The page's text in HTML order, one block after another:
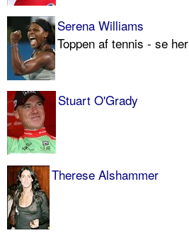
Serena Williams
Toppen af tennis - se her
Stuart O'Grady
Therese Alshammer